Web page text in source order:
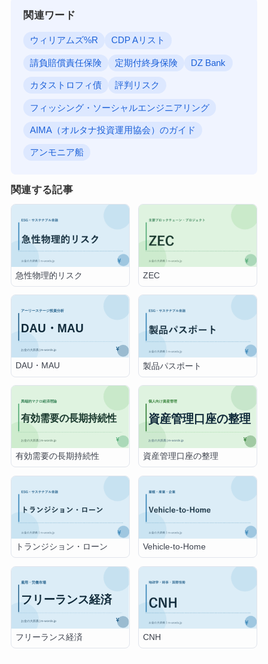
関連ワード
ウィリアムズ%R CDP Aリスト
請負賠償責任保険 定期付終身保険 DZ Bank
カタストロフィ債 評判リスク
フィッシング・ソーシャルエンジニアリング
AIMA（オルタナ投資運用協会）のガイド
アンモニア船
関連する記事
急性物理的リスク ZEC
DAU・MAU 製品パスポート
有効需要の長期持続性 資産管理口座の整理
トランジション・ローン Vehicle-to-Home
フリーランス経済 CNH